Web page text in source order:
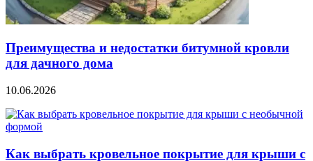
Преимущества и недостатки битумной кровли
для дачного дома
10.06.2026
Как выбрать кровельное покрытие для крыши с